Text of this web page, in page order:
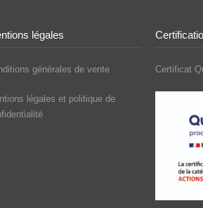
légales
générales de vente
légales et politique de
Certificat